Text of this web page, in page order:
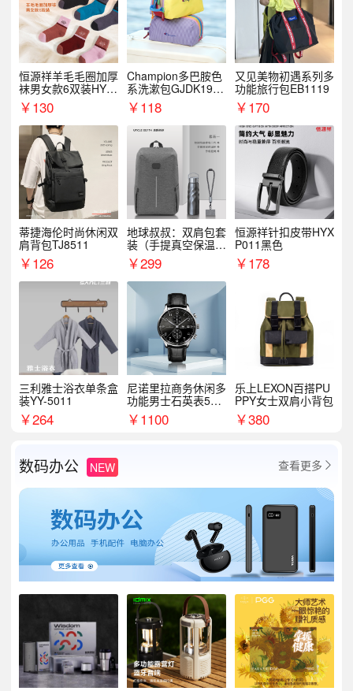
恒源祥羊毛毛圈加厚
袜男女款6双装HYX
068WZ
￥130
Champion多巴胺色
系洗漱包GJDK19R
1￥118
又见美物初遇系列多
功能旅行包EB1119
￥170
蒂捷海伦时尚休闲双
肩背包TJ8511
￥126
地球叔叔：双肩包套
装（手提真空保温杯
+手机挂绳）
￥299
恒源祥针扣皮带HYX
P011黑色
￥178
三利雅士浴衣单条盒
装YY-5011
￥264
尼诺里拉商务休闲多
功能男士石英表510
05
￥1100
乐上LEXON百搭PU
PPY女士双肩小背包
￥380
数码办公 NEW 查看更多 